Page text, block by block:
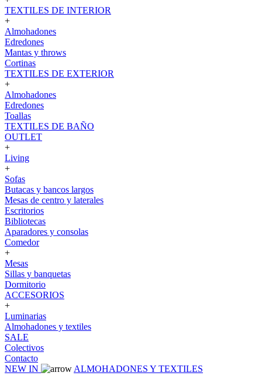
TEXTILES DE INTERIOR
+
Almohadones
Edredones
Mantas y throws
Cortinas
TEXTILES DE EXTERIOR
+
Almohadones
Edredones
Toallas
TEXTILES DE BAÑO
OUTLET
+
Living
+
Sofas
Butacas y bancos largos
Mesas de centro y laterales
Escritorios
Bibliotecas
Aparadores y consolas
Comedor
+
Mesas
Sillas y banquetas
Dormitorio
ACCESORIOS
+
Luminarias
Almohadones y textiles
SALE
Colectivos
Contacto
NEW IN
ALMOHADONES Y TEXTILES